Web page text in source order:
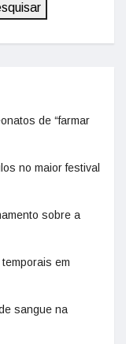
de “farmar
no maior festival
sobre a
em
sangue na